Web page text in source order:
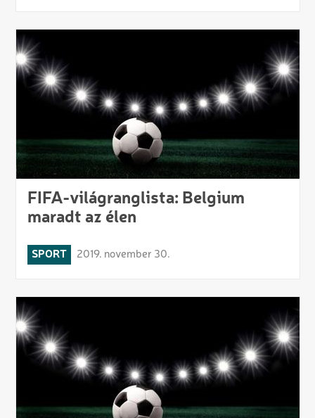
FIFA-világranglista: Belgium
maradt az élen
SPORT 2019. november 30.